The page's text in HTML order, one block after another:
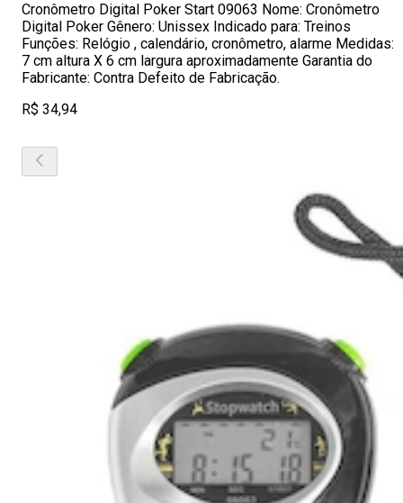
Cronômetro Digital Poker Start 09063 Nome: Cronômetro
Digital Poker Gênero: Unissex Indicado para: Treinos
Funções: Relógio , calendário, cronômetro, alarme Medidas:
7 cm altura X 6 cm largura aproximadamente Garantia do
Fabricante: Contra Defeito de Fabricação.
R$ 34,94